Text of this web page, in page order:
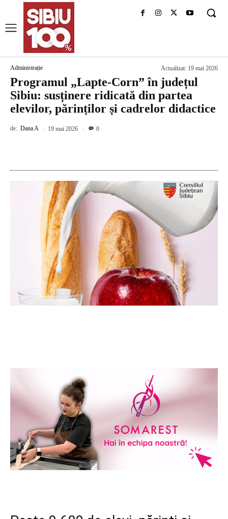
Administrație Actualizat: 19 mai 2026
Programul „Lapte-Corn” în județul
Sibiu: susținere ridicată din partea
elevilor, părinților și cadrelor didactice
de: Dana A 19 mai 2026 0